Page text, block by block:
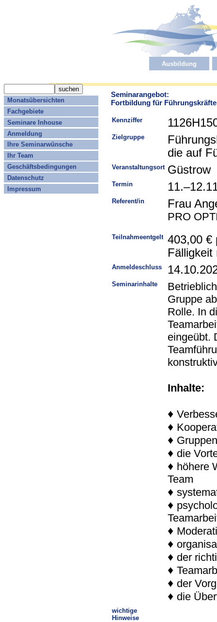
Ausbildung
Monatsübersichten
Fachgebiete
Seminare Inhouse
Anmeldung
Ihre Seminarwünsche
Ihr Team
Geschäftsbedingungen
Datenschutz
Impressum
Seminarangebot:
Fortbildung für
Kennziffer
Zielgruppe
die auf
Veranstaltungsort Güstrow
Termin
Referent/in Frau
PRO
Teilnahmeentgelt 403,00 €
Fälligkeit
Anmeldeschluss
Seminarinhalte
Gruppe
Rolle. In
eingeübt.
Inhalte:
♦
♦
♦
♦ die
♦ höhere
Team
♦
♦
♦
♦
♦ der
♦
♦ der
♦ die
wichtige
Hinweise